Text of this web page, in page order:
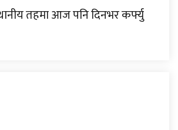
तहमा आज पनि दिनभर कर्फ्यु